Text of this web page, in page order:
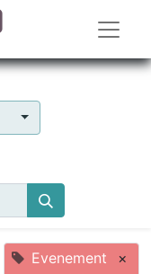
Evenement
×